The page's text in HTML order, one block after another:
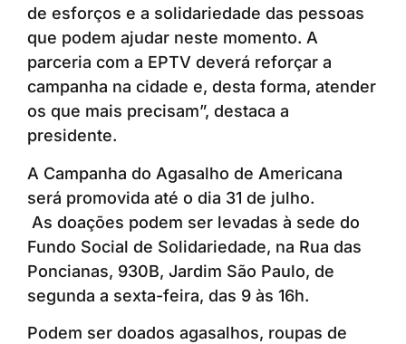
de esforços e a solidariedade das pessoas
que podem ajudar neste momento. A
parceria com a EPTV deverá reforçar a
campanha na cidade e, desta forma, atender
os que mais precisam”, destaca a
presidente.
A Campanha do Agasalho de Americana
será promovida até o dia 31 de julho.
As doações podem ser levadas à sede do
Fundo Social de Solidariedade, na Rua das
Poncianas, 930B, Jardim São Paulo, de
segunda a sexta-feira, das 9 às 16h.
Podem ser doados agasalhos, roupas de